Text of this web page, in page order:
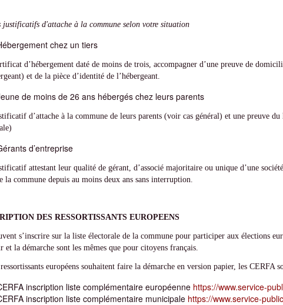
justificatifs d'attache à la commune selon votre situation
chez un tiers
d’hébergement daté de moins de trois, accompagner d’une preuve de
et de la pièce d’identité de l’hébergeant.
de moins de 26 ans hébergés chez leurs parents
d’attache à la commune de leurs parents (voir cas général) et une preuve
d’entreprise
attestant leur qualité de gérant, d’associé majoritaire ou unique d’une
la commune depuis au moins deux ans sans interruption.
DES RESSORTISSANTS EUROPEENS
s’inscrire sur la liste électorale de la commune pour participer aux élections
et la démarche sont les mêmes que pour citoyens français.
européens souhaitent faire la démarche en version papier, les CERFA
inscription liste complémentaire européenne https://www.service-
inscription liste complémentaire municipale https://www.service-